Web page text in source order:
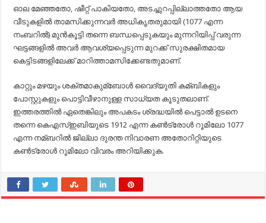
ഓല മേഞ്ഞതോ, ഷീറ്റ് പാകിയതോ, അടച്ചുറപ്പില്ലാത്തതോ ആയ
വീടുകളില്‍ താമസിക്കുന്നവര്‍ അധികൃതരുമായി (1077 എന്ന
നംബറില്‍) മുന്‍കൂട്ടി തന്നെ ബന്ധപ്പെടുകയും മുന്നറിയിപ്പ് വരുന്ന
ഘട്ടങ്ങളില്‍ അവര്‍ ആവശ്യപ്പെടുന്ന മുറക്ക് സുരക്ഷിതമായ
കെട്ടിടങ്ങളിലേക്ക് മാറിത്താമസിക്കേണ്ടതുമാണ്.
കാറ്റും മഴയും ശക്തമാകുമ്ബോള്‍ വൈദ്യുതി കമ്ബികളും
പോസ്റ്റുകളും പൊട്ടിവീഴാനുള്ള സാധ്യത കൂടുതലാണ്.
ഇത്തരത്തില്‍ ഏതെങ്കിലും അപകടം ശ്രദ്ധയില്‍ പെട്ടാല്‍ ഉടനെ
തന്നെ കെഎസ്‌ഇബിയുടെ 1912 എന്ന കണ്‍ട്രോള്‍ റൂമിലോ 1077
എന്ന നമ്ബറില്‍ ജില്ലാ ദുരന്ത നിവാരണ അതോറിറ്റിയുടെ
കണ്‍ട്രോള്‍ റൂമിലോ വിവരം അറിയിക്കുക.